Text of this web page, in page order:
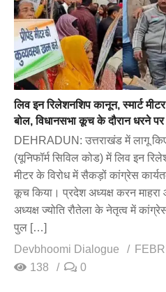
लिव इन रिलेशनशिप कानून, स्मार्ट
बोल, विधानसभा कूच के दौरान धरने
DEHRADUN: उत्तराखंड में लागू
(यूनिफॉर्म सिविल कोड) में लिव इन
मीटर के विरोध में सैकड़ों कांग्रेस
कूच किया। प्रदेश अध्यक्ष करन
अध्यक्ष ज्योति रौतेला के नेतृत्व में
पुल […]
Devbhoomi Dialogue
138
0